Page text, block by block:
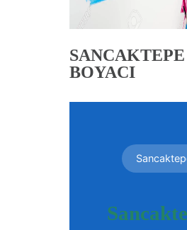
SANCAKTEPE
BOYACI